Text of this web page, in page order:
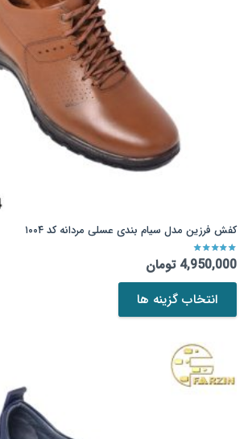
صفحه
محصول
انتخاب
کفش فرزین مدل سیام بندی عسلی مردانه کد ۱۰۰۴
نمره 5.00 از 54,950,000 تومان
انتخاب گزینه ها